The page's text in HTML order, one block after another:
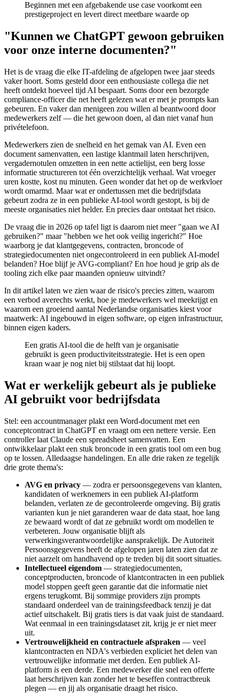
Beginnen met een afgebakende use case voorkomt een
prestigeproject en levert direct meetbare waarde op
"Kunnen we ChatGPT gewoon gebruiken
voor onze interne documenten?"
Het is de vraag die elke IT-afdeling de afgelopen twee jaar steeds
vaker hoort. Soms gesteld door een enthousiaste collega die net
heeft ontdekt hoeveel tijd AI bespaart. Soms door een bezorgde
compliance-officer die net heeft gelezen wat er met je prompts kan
gebeuren. En vaker dan menigeen zou willen al beantwoord door
medewerkers zelf — die het gewoon doen, al dan niet vanaf hun
privételefoon.
Medewerkers zien de snelheid en het gemak van AI. Even een
document samenvatten, een lastige klantmail laten herschrijven,
vergadernotulen omzetten in een nette actielijst, een berg losse
informatie structureren tot één overzichtelijk verhaal. Wat vroeger
uren kostte, kost nu minuten. Geen wonder dat het op de werkvloer
wordt omarmd. Maar wat er ondertussen met die bedrijfsdata
gebeurt zodra ze in een publieke AI-tool wordt gestopt, is bij de
meeste organisaties niet helder. En precies daar ontstaat het risico.
De vraag die in 2026 op tafel ligt is daarom niet meer "gaan we AI
gebruiken?" maar "hebben we het ook veilig ingericht?" Hoe
waarborg je dat klantgegevens, contracten, broncode of
strategiedocumenten niet ongecontroleerd in een publiek AI-model
belanden? Hoe blijf je AVG-compliant? En hoe houd je grip als de
tooling zich elke paar maanden opnieuw uitvindt?
In dit artikel laten we zien waar de risico's precies zitten, waarom
een verbod averechts werkt, hoe je medewerkers wel meekrijgt en
waarom een groeiend aantal Nederlandse organisaties kiest voor
maatwerk: AI ingebouwd in eigen software, op eigen infrastructuur,
binnen eigen kaders.
Een gratis AI-tool die de helft van je organisatie
gebruikt is geen productiviteitsstrategie. Het is een open
kraan waar je nog niet bij stilstaat dat hij loopt.
Wat er werkelijk gebeurt als je publieke
AI gebruikt voor bedrijfsdata
Stel: een accountmanager plakt een Word-document met een
conceptcontract in ChatGPT en vraagt om een nettere versie. Een
controller laat Claude een spreadsheet samenvatten. Een
ontwikkelaar plakt een stuk broncode in een gratis tool om een bug
op te lossen. Alledaagse handelingen. En alle drie raken ze tegelijk
drie grote thema's:
AVG en privacy — zodra er persoonsgegevens van klanten,
kandidaten of werknemers in een publiek AI-platform
belanden, verlaten ze de gecontroleerde omgeving. Bij gratis
varianten kun je niet garanderen waar de data staat, hoe lang
ze bewaard wordt of dat ze gebruikt wordt om modellen te
verbeteren. Jouw organisatie blijft als
verwerkingsverantwoordelijke aansprakelijk. De Autoriteit
Persoonsgegevens heeft de afgelopen jaren laten zien dat ze
niet aarzelt om handhavend op te treden bij dit soort situaties.
Intellectueel eigendom — strategiedocumenten,
conceptproducten, broncode of klantcontracten in een publiek
model stoppen geeft geen garantie dat die informatie niet
ergens terugkomt. Bij sommige providers zijn prompts
standaard onderdeel van de trainingsfeedback tenzij je dat
actief uitschakelt. Bij gratis tiers is dat vaak juist de standaard.
Wat eenmaal in een trainingsdataset zit, krijg je er niet meer
uit.
Vertrouwelijkheid en contractuele afspraken — veel
klantcontracten en NDA's verbieden expliciet het delen van
vertrouwelijke informatie met derden. Een publiek AI-
platform is een derde. Een medewerker die snel een offerte
laat herschrijven kan zonder het te beseffen contractbreuk
plegen — en jij als organisatie draagt het risico.